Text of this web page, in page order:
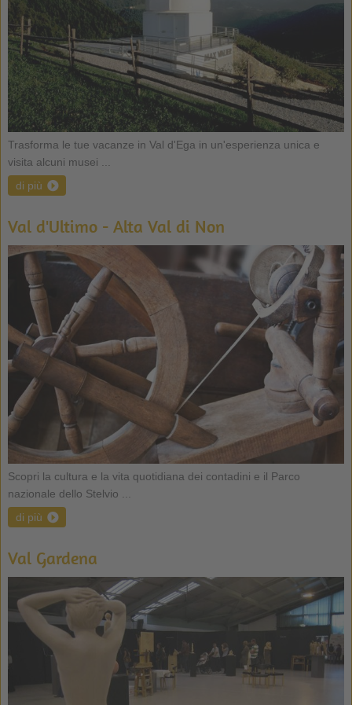
Trasforma le tue vacanze in Val d'Ega in un'esperienza unica e
visita alcuni musei ...
di più
Val d'Ultimo - Alta Val di Non
Scopri la cultura e la vita quotidiana dei contadini e il Parco
nazionale dello Stelvio ...
di più
Val Gardena